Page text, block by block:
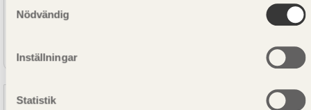
Nödvändig
Inställningar
Statistik
SE00332